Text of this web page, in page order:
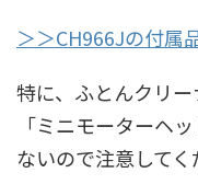
＞＞CH966Jの付属
特に、ふとんクリ
「ミニモーターヘ
ないので注意してく